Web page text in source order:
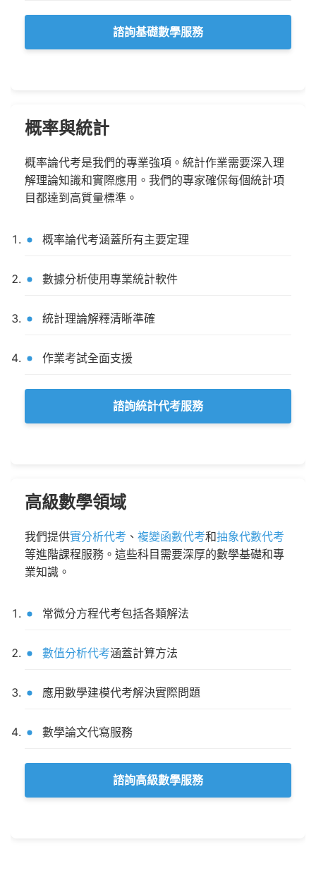
諮詢基礎數學服務
概率與統計
概率論代考是我們的專業強項。統計作業需要深入理
解理論知識和實際應用。我們的專家確保每個統計項
目都達到高質量標準。
概率論代考涵蓋所有主要定理
數據分析使用專業統計軟件
統計理論解釋清晰準確
作業考試全面支援
諮詢統計代考服務
高級數學領域
我們提供實分析代考 、 複變函數代考和抽象代數代考
等進階課程服務。這些科目需要深厚的數學基礎和專
業知識。
常微分方程代考包括各類解法
數值分析代考涵蓋計算方法
應用數學建模代考解決實際問題
數學論文代寫服務
諮詢高級數學服務